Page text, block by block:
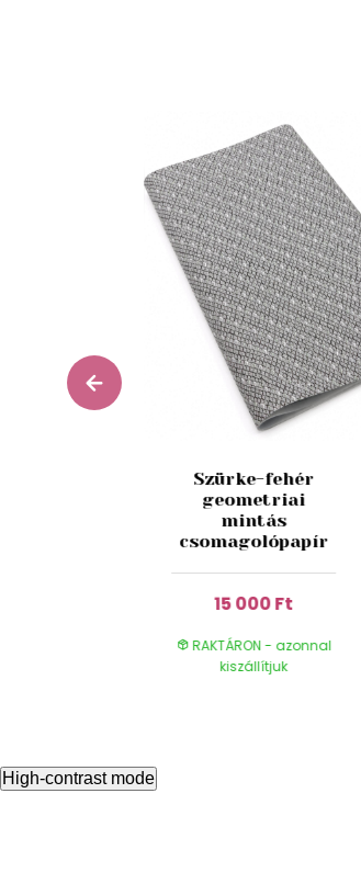
Szürke-fehér
geometriai
mintás
csomagolópapír
15 000 Ft
RAKTÁRON - azonnal
kiszállítjuk
High-contrast mode